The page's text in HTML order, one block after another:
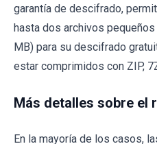
garantía de descifrado,
hasta dos archivos
MB) para su descifrado
estar comprimidos con ZIP,
Más detalles sobre el
En la mayoría de los casos,